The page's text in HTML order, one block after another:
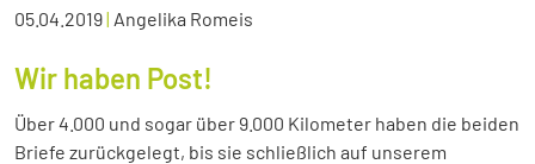
05.04.2019| Angelika Romeis
Wir haben Post!
Über 4.000 und sogar über 9.000 Kilometer haben die beiden
Briefe zurückgelegt, bis sie schließlich auf unserem